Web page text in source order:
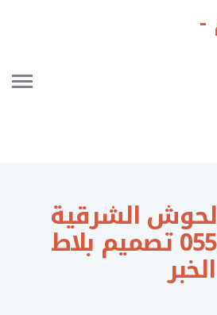
الشرقية
ت : 0552377726 تصميم بلاط